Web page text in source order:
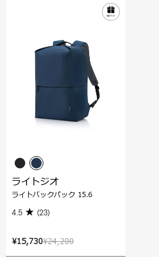
¥24,200
¥15,730
ライトジオ
ライトバックパック 15.6
4.5 (23)